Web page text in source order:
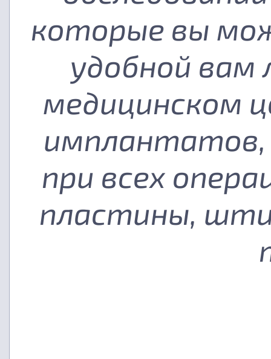
которые вы
удобной вам
медицинском
при всех
пластины,